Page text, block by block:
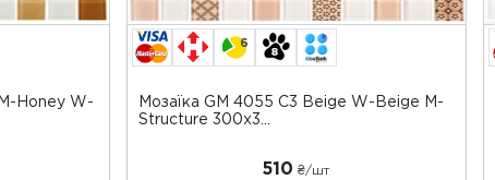
Honey W-
6
Мозаїка GM 4055 C3 Beige W-Beige M-
Structure 300x3...
510 ₴/шт